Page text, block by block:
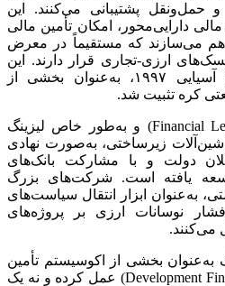
حمل‌ونقل پشتیبانی می‌کنند. این
دارایی‌محور، امکان تأمین مالی
می‌سازند که مستقیماً در معرض
ارزی-تجاری قرار دارند. این
الگو، به‌ویژه پس از بحران آسیایی ۱۹۹۷، به‌عنوان بخشی از
کره تثبیت شد.
Financial) و به‌طور خاص لیزینگ
زیرساختی، به‌صورت نهادی
دولت و با مشارکت بانک‌های
یافته است. شرکت‌های بزرگ
به‌عنوان ابزار انتقال سیاست‌های
نوسانات ارزی بر پروژه‌های
می‌کنند.
به‌عنوان بخشی از اکوسیستم تأمین
Development) عمل کرده و نه یک